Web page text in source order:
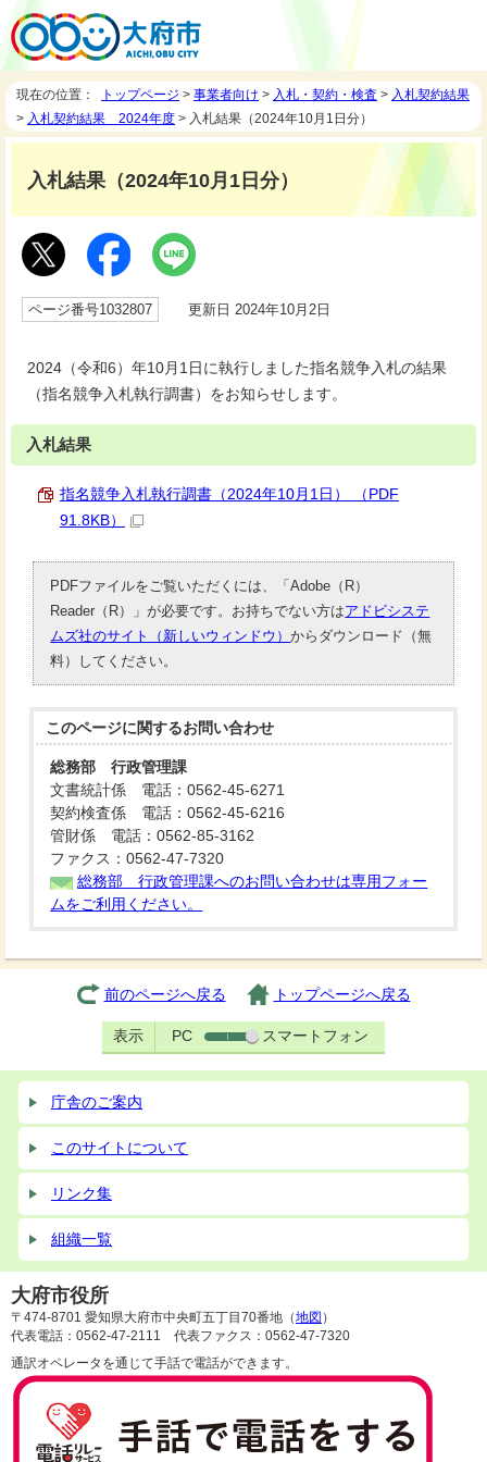
現在の位置： トップページ > 事業者向け > 入札・契約・検査 > 入札契約結果
> 入札契約結果 2024年度 > 入札結果（2024年10月1日分）
入札結果（2024年10月1日分）
ページ番号1032807 更新日 2024年10月2日
2024（令和6）年10月1日に執行しました指名競争入札の結果
（指名競争入札執行調書）をお知らせします。
入札結果
指名競争入札執行調書（2024年10月1日） （PDF
91.8KB）
PDFファイルをご覧いただくには、「Adobe（R）
Reader（R）」が必要です。お持ちでない方はアドビシステ
ムズ社のサイト（新しいウィンドウ）からダウンロード（無
料）してください。
このページに関するお問い合わせ
総務部 行政管理課
文書統計係 電話：0562-45-6271
契約検査係 電話：0562-45-6216
管財係 電話：0562-85-3162
ファクス：0562-47-7320
総務部 行政管理課へのお問い合わせは専用フォー
ムをご利用ください。
前のページへ戻る トップページへ戻る
表示 PC スマートフォン
庁舎のご案内
このサイトについて
リンク集
組織一覧
大府市役所
〒474-8701 愛知県大府市中央町五丁目70番地（地図 ）
代表電話：0562-47-2111 代表ファクス：0562-47-7320
通訳オペレータを通じて手話で電話ができます。